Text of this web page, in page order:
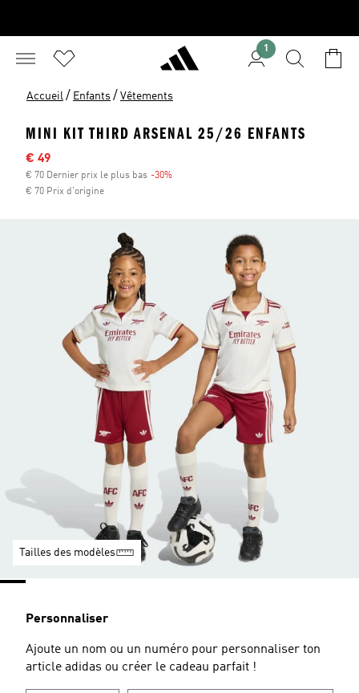
1
Accueil / Enfants / Vêtements
MINI KIT THIRD ARSENAL 25/26 ENFANTS
Sale price
€ 49
€ 70 Dernier prix le plus bas -30%
€ 70 Prix d'origine
Tailles des modèles
Personnaliser
Ajoute un nom ou un numéro pour personnaliser ton
article adidas ou créer le cadeau parfait !